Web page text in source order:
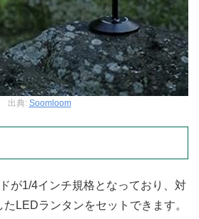
出典: Soomloom
が1/4インチ規格となっており、対
LEDランタンをセットできます。